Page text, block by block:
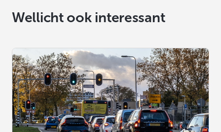
Wellicht ook interessant